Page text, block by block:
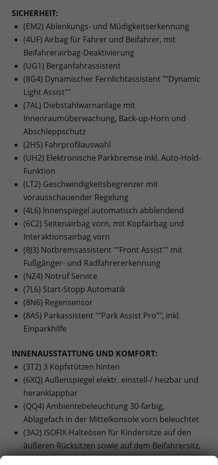
SICHERHEIT:
(EM2) Ablenkungs- und Müdigkeitserkennung
(4UF) Airbag für Fahrer und Beifahrer, mit
Beifahrerairbag-Deaktivierung
(UG1) Berganfahrassistent
(8G4) Dynamischer Fernlichtassistent ""Dynamic
Light Assist""
(7AL) Diebstahlwarnanlage mit
Innenraumüberwachung, Back-up-Horn und
Abschleppschutz
(2H5) Fahrprofilauswahl
(UH2) Elektronische Parkbremse inkl. Auto-Hold-
Funktion
(LT2) Geschwindigkeitsbegrenzer mit
vorausschauender Regelung
(4L6) Innenspiegel automatisch abblendend
(6C2) Seitenairbag vorn, mit Kopfairbag und
Interaktionsairbag vorn
(8J3) Notbremsassistent ""Front Assist"" mit
Fußgänger- und Radfahrererkennung
(NZ4) Notruf Service
(7L6) Start-Stopp Automatik
(8N6) Regensensor
(8A5) Parkassistent ""Park Assist Pro"", inkl.
Einparkhilfe
INNENAUSSTATTUNG UND KOMFORT:
(3T2) 3 Kopfstützen hinten
(6XQ) Außenspiegel elektr. einstell-/ heizbar und
heranklappbar
(QQ4) Ambientebeleuchtung 30-farbig,
Ablagefach in der Mittelkonsole vorn beleuchtet
(3A2) ISOFIX-Halteösen für Kindersitze auf den
äußeren Rücksitzen sowie auf dem Beifahrersitz,
i-Size-kompatibel